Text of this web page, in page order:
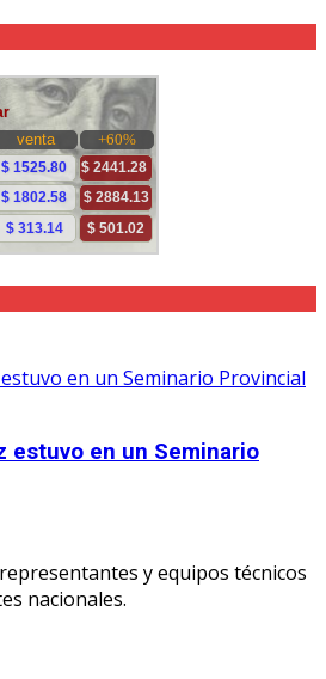
estuvo en un Seminario
y equipos técnicos
nacionales.